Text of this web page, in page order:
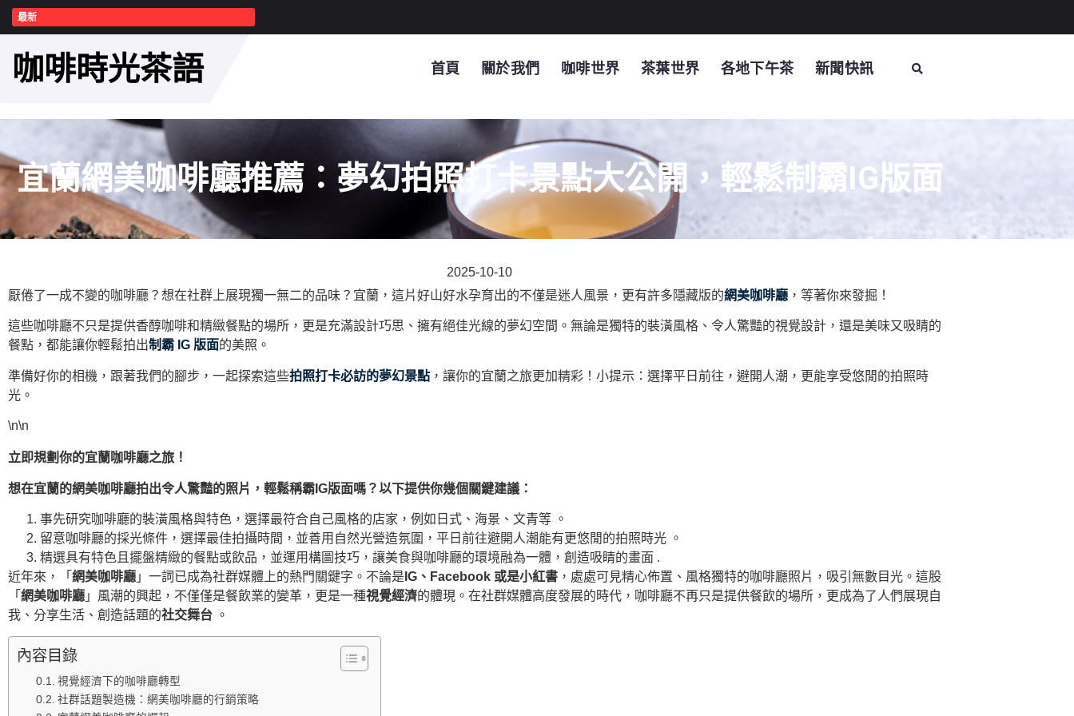
最新
咖啡時光茶語 首頁 關於我們 咖啡世界 茶葉世界 各地下午茶 新聞快訊
宜蘭網美咖啡廳推薦：夢幻拍照打卡景點大公開，輕鬆制霸IG版面
2025-10-10
厭倦了一成不變的咖啡廳？想在社群上展現獨一無二的品味？宜蘭，這片好山好水孕育出的不僅是迷人風景，更有許多隱藏版的網美咖啡廳 ，等著你來發掘！
這些咖啡廳不只是提供香醇咖啡和精緻餐點的場所，更是充滿設計巧思、擁有絕佳光線的夢幻空間。無論是獨特的裝潢風格、令人驚豔的視覺設計，還是美味又吸睛的
餐點，都能讓你輕鬆拍出制霸 IG 版面的美照。
準備好你的相機，跟著我們的腳步，一起探索這些拍照打卡必訪的夢幻景點 ，讓你的宜蘭之旅更加精彩！小提示：選擇平日前往，避開人潮，更能享受悠閒的拍照時
光。
\n\n
立即規劃你的宜蘭咖啡廳之旅！
想在宜蘭的網美咖啡廳拍出令人驚豔的照片，輕鬆稱霸IG版面嗎？以下提供你幾個關鍵建議：
事先研究咖啡廳的裝潢風格與特色，選擇最符合自己風格的店家，例如日式、海景、文青等 。
留意咖啡廳的採光條件，選擇最佳拍攝時間，並善用自然光營造氛圍，平日前往避開人潮能有更悠閒的拍照時光 。
精選具有特色且擺盤精緻的餐點或飲品，並運用構圖技巧，讓美食與咖啡廳的環境融為一體，創造吸睛的畫面 .
近年來，「 網美咖啡廳 」一詞已成為社群媒體上的熱門關鍵字。不論是 IG、Facebook 或是小紅書 ，處處可見精心佈置、風格獨特的咖啡廳照片，吸引無數目光。這股
「 網美咖啡廳 」風潮的興起，不僅僅是餐飲業的變革，更是一種視覺經濟的體現。在社群媒體高度發展的時代，咖啡廳不再只是提供餐飲的場所，更成為了人們展現自
我、分享生活、創造話題的社交舞台 。
內容目錄
視覺經濟下的咖啡廳轉型
社群話題製造機：網美咖啡廳的行銷策略